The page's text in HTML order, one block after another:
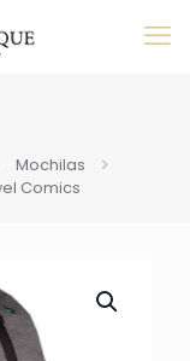
Mochilas
Comics